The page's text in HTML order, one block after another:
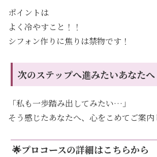
ポイントは
よく冷やすこと！！
シフォン作りに焦りは禁物です！
次のステップへ進みたいあなたへ
「私も一歩踏み出してみたい…」
そう感じたあなたへ、心をこめてご案内
🌟プロコースの詳細はこちらから